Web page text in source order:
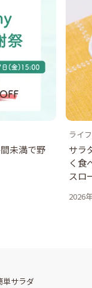
未満で野
ライ
サラ
く食
スロ
2026
サラダ